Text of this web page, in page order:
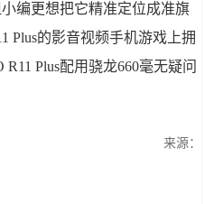
编更想把它精准定位成准旗
Plus的影音视频手机游戏上拥
Plus配用骁龙660毫无疑问
来源：